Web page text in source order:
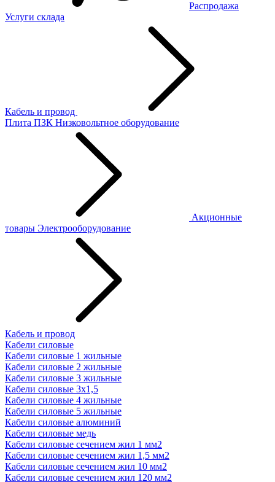
Распродажа
Услуги склада
Кабель и провод
Плита ПЗК Низковольтное оборудование
Акционные
товары Электрооборудование
Кабель и провод
Кабели силовые
Кабели силовые 1 жильные
Кабели силовые 2 жильные
Кабели силовые 3 жильные
Кабели силовые 3х1,5
Кабели силовые 4 жильные
Кабели силовые 5 жильные
Кабели силовые алюминий
Кабели силовые медь
Кабели силовые сечением жил 1 мм2
Кабели силовые сечением жил 1,5 мм2
Кабели силовые сечением жил 10 мм2
Кабели силовые сечением жил 120 мм2